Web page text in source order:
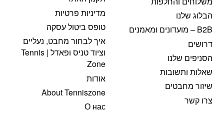
הבלוג שלנו
B2B – מועדונים ומאמנים
דרושים
הסניפים שלנו
שאלות ותשובות
שיזור מחבטים
צרו קשר
מדיניות פרטיות
טופס ביטול עסקה
איך לבחור מחבט, נעליים
וציוד טניס ופאדל | Tennis
Zone
אודות
About Tenniszone
О нас